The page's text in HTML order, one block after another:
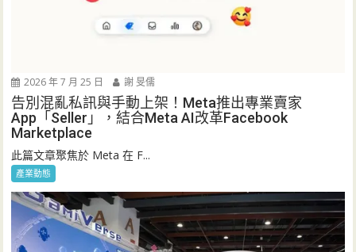
2026 年 7 月 25 日 謝 旻儒
告別混亂私訊與手動上架！Meta推出專業賣家
App「Seller」，結合Meta AI改革Facebook
Marketplace
此篇文章聚焦於 Meta 在 F...
產業動態